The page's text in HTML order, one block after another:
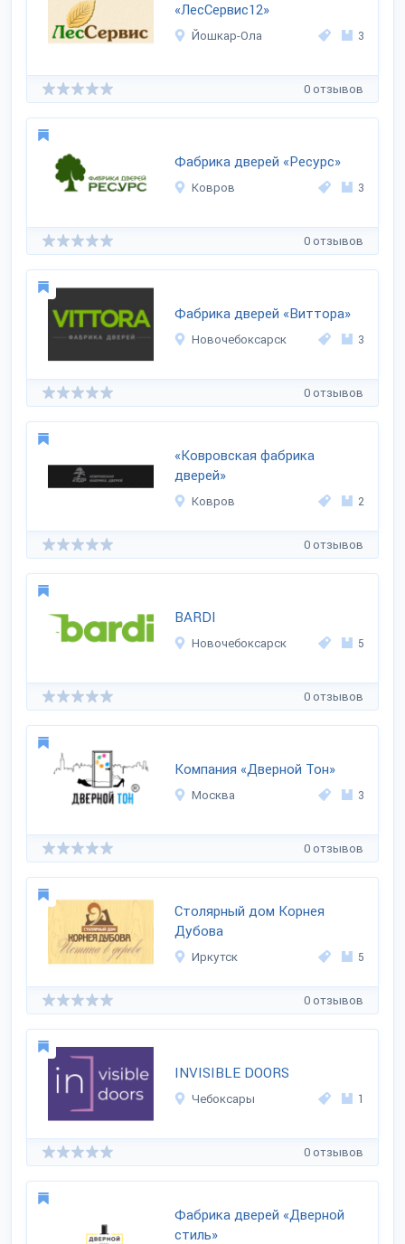
«ЛесСервис12»
Йошкар-Ола 3
0 отзывов
Фабрика дверей «Ресурс»
Ковров 3
0 отзывов
Фабрика дверей «Виттора»
Новочебоксарск 3
0 отзывов
«Ковровская фабрика
дверей»
Ковров 2
0 отзывов
BARDI
Новочебоксарск 5
0 отзывов
Компания «Дверной Тон»
Москва 3
0 отзывов
Столярный дом Корнея
Дубова
Иркутск 5
0 отзывов
INVISIBLE DOORS
Чебоксары 1
0 отзывов
Фабрика дверей «Дверной
стиль»